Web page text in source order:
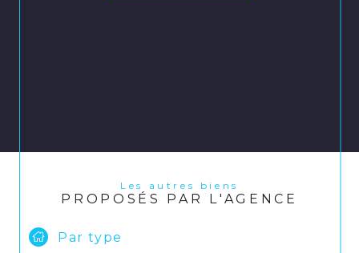
Les autres biens
PROPOSÉS PAR L'AGENCE
Par type